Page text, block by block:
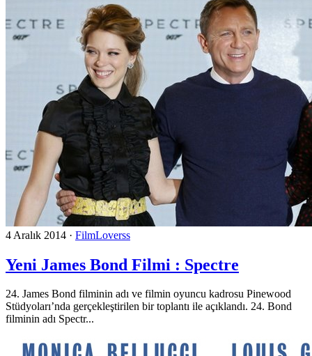
4 Aralık 2014 · FilmLoverss
Yeni James Bond Filmi : Spectre
24. James Bond filminin adı ve filmin oyuncu kadrosu Pinewood
Stüdyoları’nda gerçekleştirilen bir toplantı ile açıklandı. 24. Bond
filminin adı Spectr...